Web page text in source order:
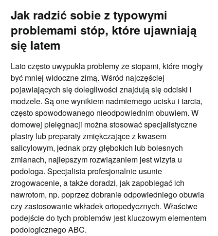
Jak radzić sobie z typowymi
problemami stóp, które ujawniają
się latem
Lato często uwypukla problemy ze stopami, które mogły
być mniej widoczne zimą. Wśród najczęściej
pojawiających się dolegliwości znajdują się odciski i
modzele. Są one wynikiem nadmiernego ucisku i tarcia,
często spowodowanego nieodpowiednim obuwiem. W
domowej pielęgnacji można stosować specjalistyczne
plastry lub preparaty zmiękczające z kwasem
salicylowym, jednak przy głębokich lub bolesnych
zmianach, najlepszym rozwiązaniem jest wizyta u
podologa. Specjalista profesjonalnie usunie
zrogowacenie, a także doradzi, jak zapobiegać ich
nawrotom, np. poprzez dobranie odpowiedniego obuwia
czy zastosowanie wkładek ortopedycznych. Właściwe
podejście do tych problemów jest kluczowym elementem
podologicznego ABC.